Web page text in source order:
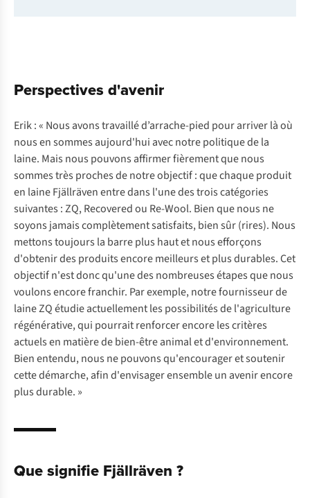
Perspectives d'avenir
Erik : « Nous avons travaillé d’arrache-pied pour arriver là où
nous en sommes aujourd'hui avec notre politique de la
laine. Mais nous pouvons affirmer fièrement que nous
sommes très proches de notre objectif : que chaque produit
en laine Fjällräven entre dans l'une des trois catégories
suivantes : ZQ, Recovered ou Re-Wool. Bien que nous ne
soyons jamais complètement satisfaits, bien sûr (rires). Nous
mettons toujours la barre plus haut et nous efforçons
d'obtenir des produits encore meilleurs et plus durables. Cet
objectif n'est donc qu'une des nombreuses étapes que nous
voulons encore franchir. Par exemple, notre fournisseur de
laine ZQ étudie actuellement les possibilités de l'agriculture
régénérative, qui pourrait renforcer encore les critères
actuels en matière de bien-être animal et d'environnement.
Bien entendu, nous ne pouvons qu'encourager et soutenir
cette démarche, afin d'envisager ensemble un avenir encore
plus durable. »
Que signifie Fjällräven ?